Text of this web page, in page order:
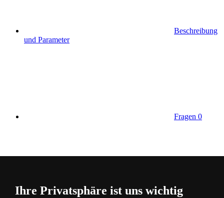
Beschreibung
und Parameter
Fragen 0
Bewertung
Ihre Privatsphäre ist uns wichtig